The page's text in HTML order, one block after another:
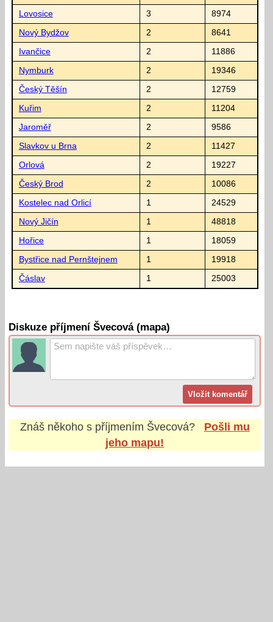
Lovosice 3 8974
Nový Bydžov 2 8641
Ivančice 2 11886
Nymburk 2 19346
Český Těšín 2 12759
Kuřim 2 11204
Jaroměř 2 9586
Slavkov u Brna 2 11427
Orlová 2 19227
Český Brod 2 10086
Kostelec nad Orlicí 1 24529
Nový Jičín 1 48818
Hořice 1 18059
Bystřice nad Pernštejnem 1 19918
Čáslav 1 25003
Diskuze příjmení Švecová (mapa)
Znáš někoho s příjmením Švecová?
Pošli mu
jeho mapu!